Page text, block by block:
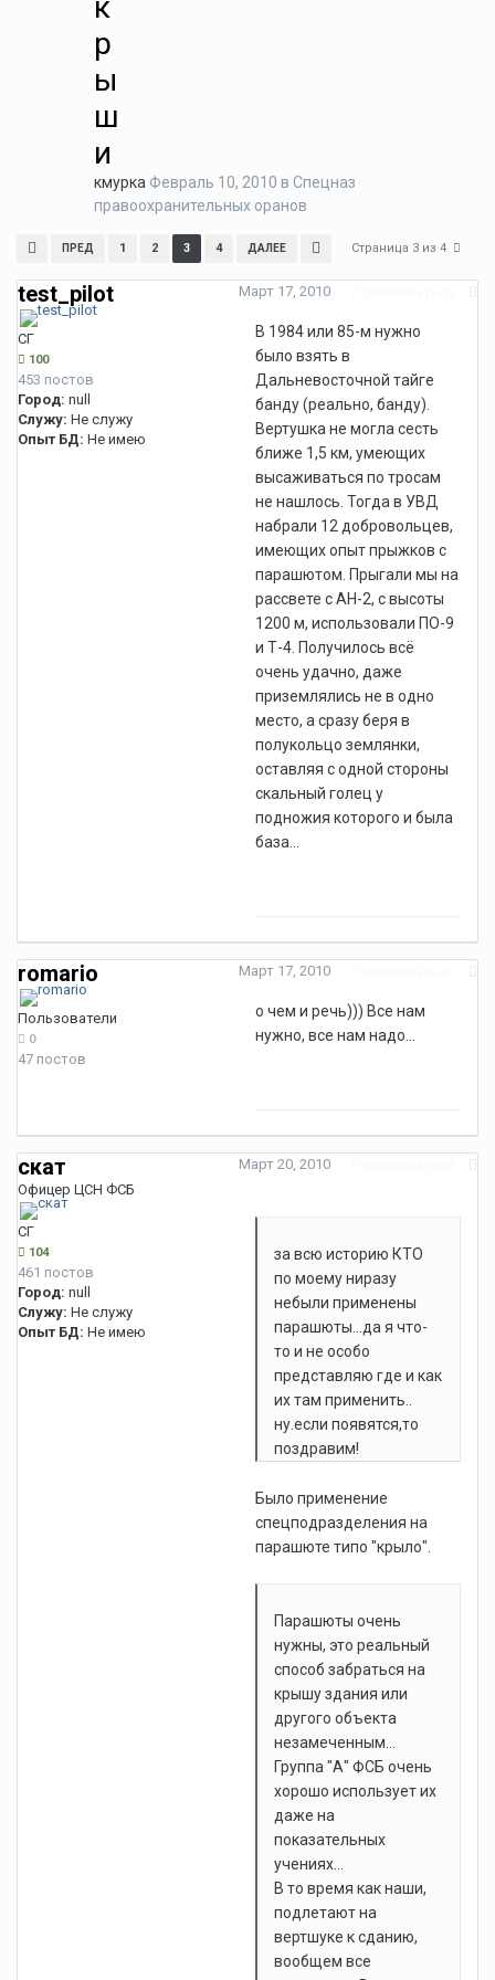
р
ы
ш
и
кмурка Февраль 10, 2010 в Спецназ
правоохранительных оранов
ПРЕД 1 2 3 4 ДАЛЕЕ Страница 3 из 4
test_pilot
СГ
100
453 постов
Город: null
Служу: Не служу
Опыт БД: Не имею
Март 17, 2010
В 1984 или 85-м нужно
было взять в
Дальневосточной тайге
банду (реально, банду).
Вертушка не могла сесть
ближе 1,5 км, умеющих
высаживаться по тросам
не нашлось. Тогда в УВД
набрали 12 добровольцев,
имеющих опыт прыжков с
парашютом. Прыгали мы на
рассвете с АН-2, с высоты
1200 м, использовали ПО-9
и Т-4. Получилось всё
очень удачно, даже
приземлялись не в одно
место, а сразу беря в
полукольцо землянки,
оставляя с одной стороны
скальный голец у
подножия которого и была
база...
romario
Пользователи
0
47 постов
Март 17, 2010
о чем и речь))) Все нам
нужно, все нам надо...
скат
Офицер ЦСН ФСБ
СГ
104
461 постов
Город: null
Служу: Не служу
Опыт БД: Не имею
Март 20, 2010
за всю историю КТО
по моему ниразу
небыли применены
парашюты...да я что-
то и не особо
представляю где и как
их там применить..
ну.если появятся,то
поздравим!
Было применение
спецподразделения на
парашюте типо "крыло".
Парашюты очень
нужны, это реальный
способ забраться на
крышу здания или
другого объекта
незамеченным...
Группа "А" ФСБ очень
хорошо использует их
даже на
показательных
учениях...
В то время как наши,
подлетают на
вертшуке к сданию,
вообщем все